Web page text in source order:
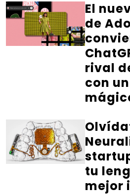
El
de
rival
con
tu
mejor